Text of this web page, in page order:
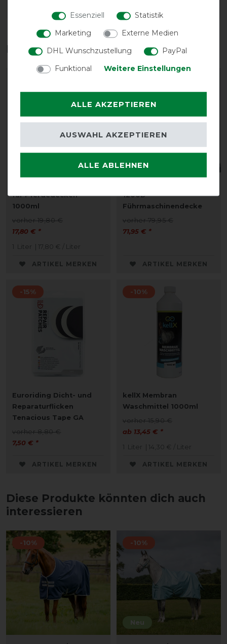
Das perfekte Zubehör für dich
für Pferdedecken -
1000ml
vorher 19,80 €
17,80 € *
1 Liter | 17,80 € / Liter
ARTIKEL MERKEN
1200D
Führmaschinendecke
vorher 79,95 €
71,95 € *
ARTIKEL MERKEN
-15%
Euroriding Dicht- und
Reparaturflicken
Tenacious Tape GA
vorher 8,80 €
7,50 € *
ARTIKEL MERKEN
-10%
kellX Membran
Waschmittel 1000ml
vorher 15,90 €
ab 13,45 € *
1 Liter | 14,30 € / Liter
ARTIKEL MERKEN
Diese Produkte könnten dich auch
interessieren
-10%
Neu
-10%
Essenziell
Statistik
Marketing
Externe Medien
DHL Wunschzustellung
PayPal
Funktional
Weitere Einstellungen
ALLE AKZEPTIEREN
ALLE ABLEHNEN
AUSWAHL AKZEPTIEREN